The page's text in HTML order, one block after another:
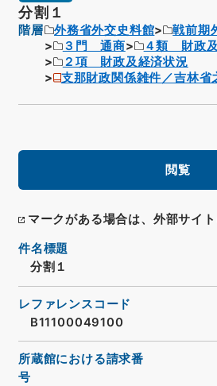
分割１
階層 外務省外交史料館
戦前期
３門 通商
４類 財政
２項 財政及経済状況
支那財政関係雑件／吉林省
閲覧
マークがある場合は、外部サイト
件名標題
分割１
レファレンスコード
B11100049100
所蔵館における請求番
号